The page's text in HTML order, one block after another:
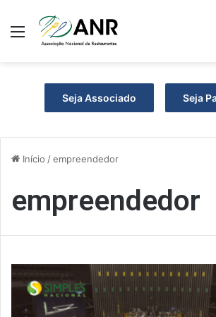
Menu
Seja Associado Seja
Início /empreendedor
empreendedor